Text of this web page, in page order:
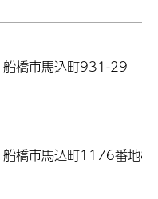
船橋市馬込町931-29
船橋市馬込町1176番地8